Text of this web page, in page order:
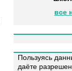
все
Пользуясь
даёте